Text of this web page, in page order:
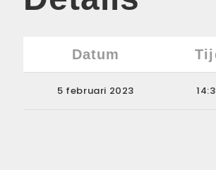
Datum
5 februari 2023